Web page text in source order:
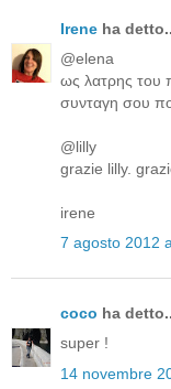
Irene ha
@elena
ως λατρης του
συνταγη σου
@lilly
grazie lilly.
irene
7 agosto 2012
coco ha
super !
14 novembre